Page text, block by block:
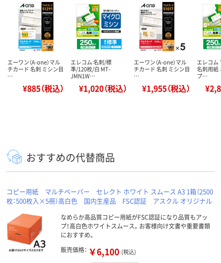
エーワン（A-one）マル
チカード 名刺 ミシン目
…
¥885（税込）
エレコム 名刺/標
準/120枚/白 MT-
JMN1W…
¥1,020（税込）
エーワン（A-one）マル
チカード 名刺 ミシン目
…
¥1,955（税込）
エレコム
名刺用紙
プ…
おすすめの代替商品
コピー用紙 マルチペーパー セレクト ホワイト スムース A3 1箱（2500
枚：500枚入×5冊）高白色 国内生産品 FSC認証 アスクル オリジナル
なめらか高品質コピー用紙がFSC認証になり品質もアッ
プ！高白色ホワイトスムース。お客様向け文書や重要書類
におすすめ。
販売価格： ￥6,100 (税込)